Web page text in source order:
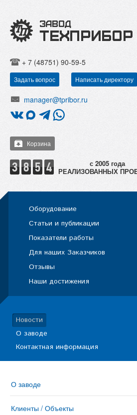
+ 7 (48751) 90-59-5
Задать вопрос Написать директору
manager@tpribor.ru
Корзина
РЕАЛИЗОВАННЫХ
Оборудование
Статьи и публикации
Показатели работы
Для наших Заказчиков
Отзывы
Наши достижения
Новости
О заводе
Контактная информация
О заводе
Клиенты / Объекты